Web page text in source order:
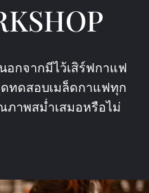
กจากมีไว้เสิร์ฟกาแฟ
ทดสอบเมล็ดกาแฟทุก
ภาพสม่ำเสมอหรือไม่